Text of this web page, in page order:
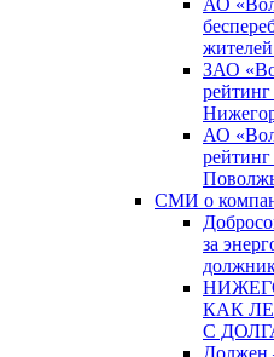
АО
ЗАО
АО
СМИ о
за
КАК
С